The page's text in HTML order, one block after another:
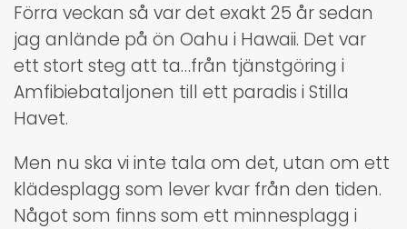
Förra veckan så var det exakt 25 år sedan
jag anlände på ön Oahu i Hawaii. Det var
ett stort steg att ta…från tjänstgöring i
Amfibiebataljonen till ett paradis i Stilla
Havet.
Men nu ska vi inte tala om det, utan om ett
klädesplagg som lever kvar från den tiden.
Något som finns som ett minnesplagg i